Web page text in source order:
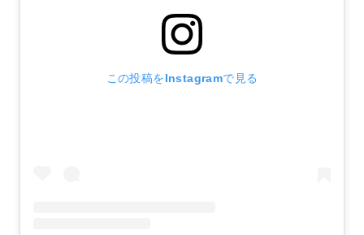
この投稿をInstagramで見る